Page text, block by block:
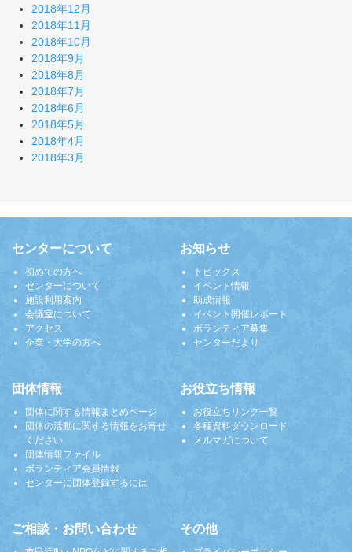
2018年12月
2018年11月
2018年10月
2018年9月
2018年8月
2018年7月
2018年6月
2018年5月
2018年4月
2018年3月
センターについて
初めての方へ
センターについて
施設利用案内
会議室について
アクセス
企業・大学の方へ
お知らせ
トピックス
イベント情報
助成情報
イベント開催レポート
ボランティア募集
センターだより
団体情報
団体に関する情報まとめページ
団体の活動に関する情報をお寄せ
ください
団体情報ファイル
ボランティア会員情報
センターに団体登録するには
お役立ち情報
お役立ちリンク一覧
各種資料ダウンロード
メルマガについて
ご相談・お問い合わせ その他